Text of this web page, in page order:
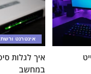
אינטרנט ורשת
במחשב